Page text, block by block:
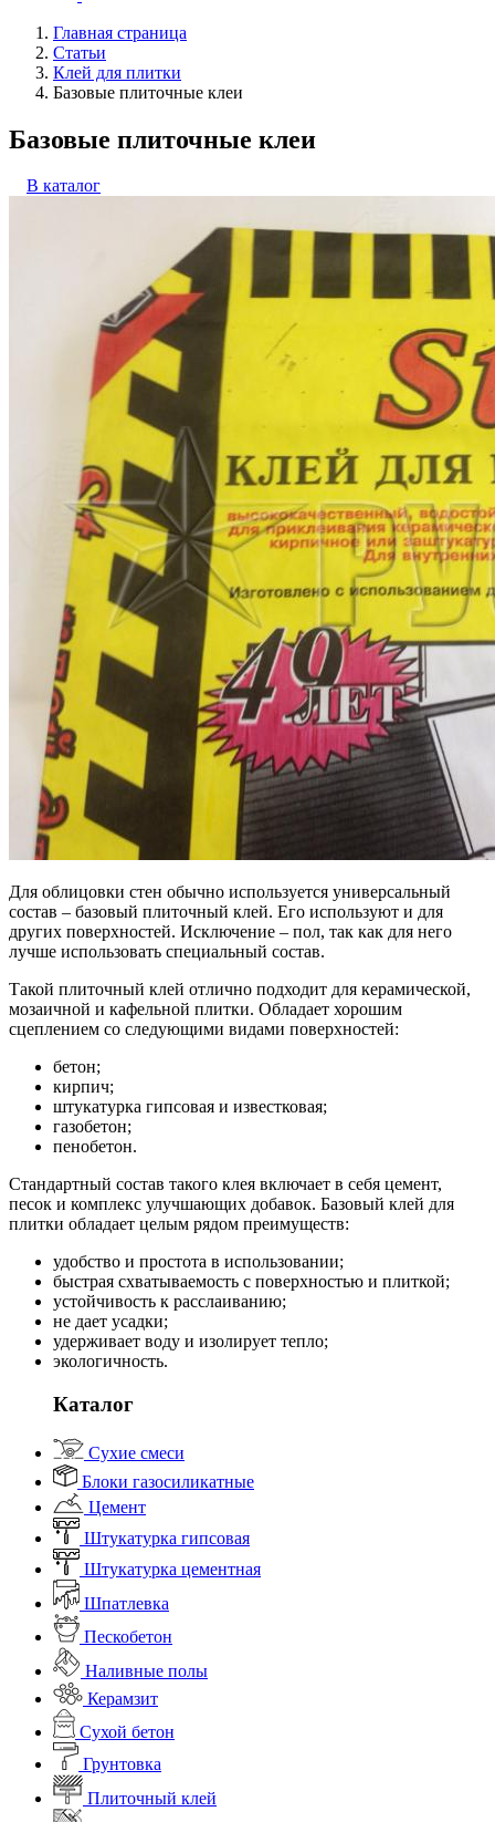
Главная страница
Статьи
Клей для плитки
Базовые плиточные клеи
Базовые плиточные клеи
В каталог
Для облицовки стен обычно используется универсальный
состав – базовый плиточный клей. Его используют и для
других поверхностей. Исключение – пол, так как для него
лучше использовать специальный состав.
Такой плиточный клей отлично подходит для керамической,
мозаичной и кафельной плитки. Обладает хорошим
сцеплением со следующими видами поверхностей:
бетон;
кирпич;
штукатурка гипсовая и известковая;
газобетон;
пенобетон.
Стандартный состав такого клея включает в себя цемент,
песок и комплекс улучшающих добавок. Базовый клей для
плитки обладает целым рядом преимуществ:
удобство и простота в использовании;
быстрая схватываемость с поверхностью и плиткой;
устойчивость к расслаиванию;
не дает усадки;
удерживает воду и изолирует тепло;
экологичность.
Каталог
Сухие смеси
Блоки газосиликатные
Цемент
Штукатурка гипсовая
Штукатурка цементная
Шпатлевка
Пескобетон
Наливные полы
Керамзит
Сухой бетон
Грунтовка
Плиточный клей